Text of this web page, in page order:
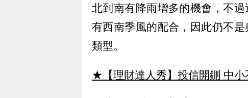
北到南有降雨增多的機會，不
有西南季風的配合，因此仍不
類型。
★【理財達人秀】投信開鍘 中小